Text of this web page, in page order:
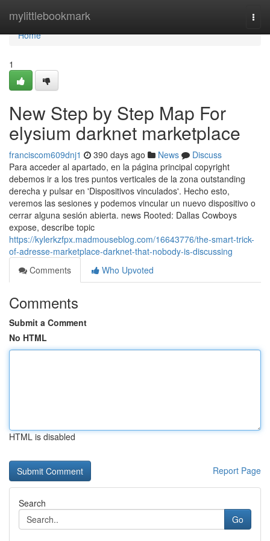
mylittlebookmark
Home
Home
1
New Step by Step Map For
elysium darknet marketplace
franciscom609dnj1 390 days ago News
Discuss
Para acceder al apartado, en la página principal copyright
debemos ir a los tres puntos verticales de la zona outstanding
derecha y pulsar en 'Dispositivos vinculados'. Hecho esto,
veremos las sesiones y podemos vincular un nuevo dispositivo o
cerrar alguna sesión abierta. news Rooted: Dallas Cowboys
expose, describe topic
https://kylerkzfpx.madmouseblog.com/16643776/the-smart-trick-
of-adresse-marketplace-darknet-that-nobody-is-discussing
Comments
Who Upvoted
Comments
Submit a Comment
No HTML
HTML is disabled
Report Page
Search
Go